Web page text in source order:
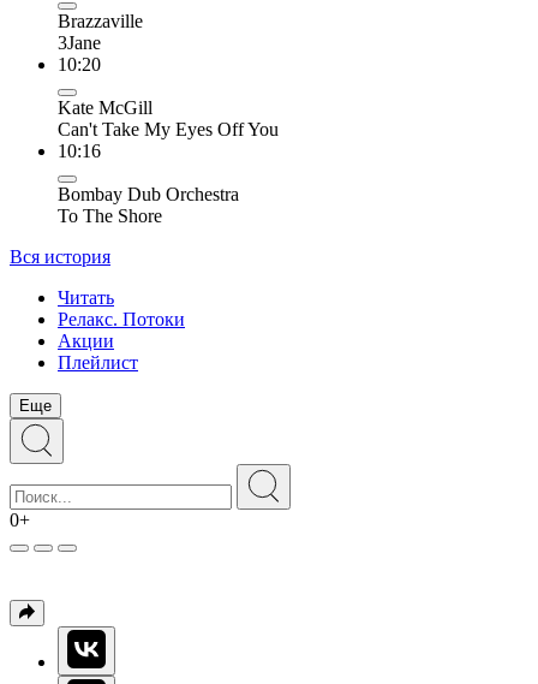
Brazzaville
3Jane
10:20
Kate McGill
Can't Take My Eyes Off You
10:16
Bombay Dub Orchestra
To The Shore
Вся история
Читать
Релакс. Потоки
Акции
Плейлист
Еще
0+